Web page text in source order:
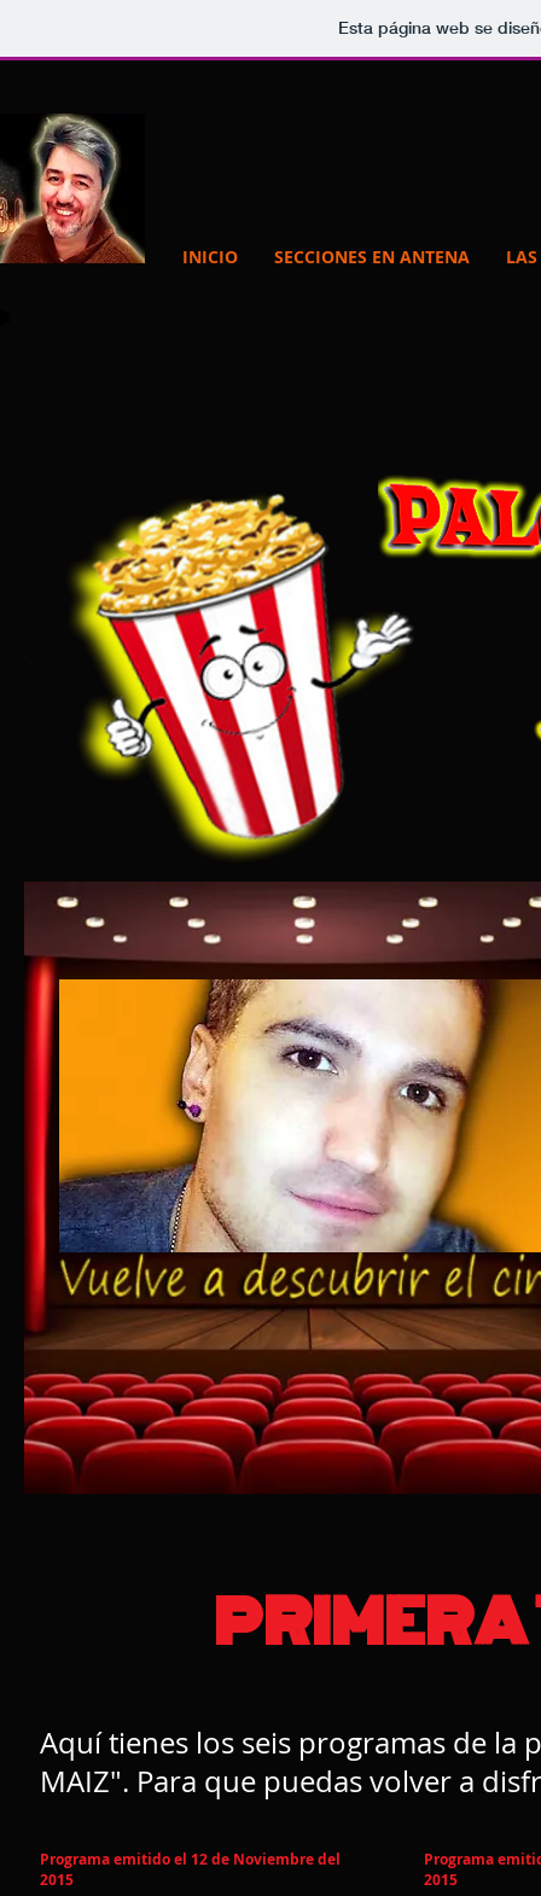
Esta página web se
INICIO SECCIONES EN ANTENA
Aquí tienes los seis programas de la
MAIZ". Para que puedas volver a
Programa emitido el 12 de Noviembre del
2015
Programa
2015